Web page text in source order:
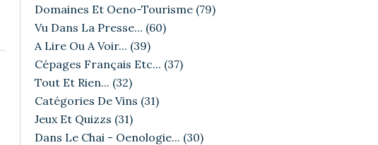
JEUX ET QUIZZS
Domaines Et Oeno-Tourisme (79)
Vu Dans La Presse... (60)
A Lire Ou A Voir... (39)
Cépages Français Etc... (37)
Tout Et Rien... (32)
Catégories De Vins (31)
Jeux Et Quizzs (31)
Dans Le Chai - Oenologie... (30)